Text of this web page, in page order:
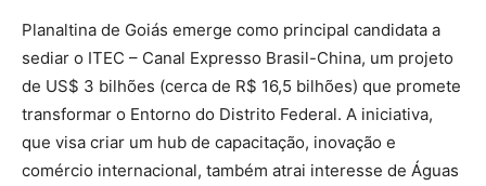
Planaltina de Goiás emerge como principal candidata a
sediar o ITEC – Canal Expresso Brasil-China, um projeto
de US$ 3 bilhões (cerca de R$ 16,5 bilhões) que promete
transformar o Entorno do Distrito Federal. A iniciativa,
que visa criar um hub de capacitação, inovação e
comércio internacional, também atrai interesse de Águas